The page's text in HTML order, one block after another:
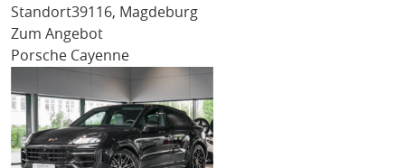
Standort39116, Magdeburg
Zum Angebot
Porsche Cayenne